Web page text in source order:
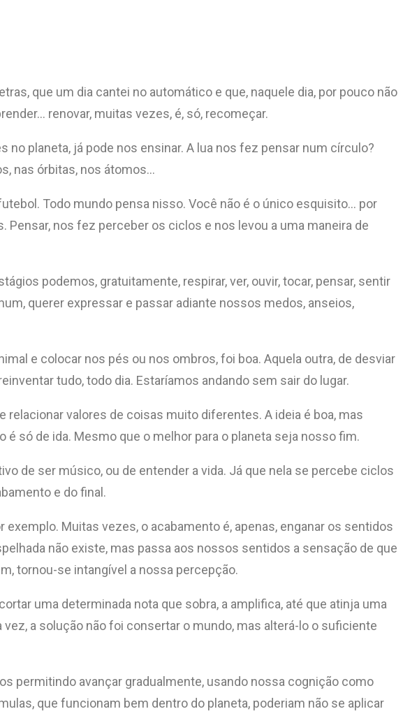
que um dia cantei no automático e que, naquele dia, por pouco não
renovar, muitas vezes, é, só, recomeçar.
planeta, já pode nos ensinar. A lua nos fez pensar num círculo?
nas órbitas, nos átomos…
Todo mundo pensa nisso. Você não é o único esquisito… por
nos fez perceber os ciclos e nos levou a uma maneira de
podemos, gratuitamente, respirar, ver, ouvir, tocar, pensar, sentir
querer expressar e passar adiante nossos medos, anseios,
e colocar nos pés ou nos ombros, foi boa. Aquela outra, de desviar
tudo, todo dia. Estaríamos andando sem sair do lugar.
valores de coisas muito diferentes. A ideia é boa, mas
só de ida. Mesmo que o melhor para o planeta seja nosso fim.
de ser músico, ou de entender a vida. Já que nela se percebe ciclos
e do final.
Muitas vezes, o acabamento é, apenas, enganar os sentidos
não existe, mas passa aos nossos sentidos a sensação de que
tornou-se intangível a nossa percepção.
uma determinada nota que sobra, a amplifica, até que atinja uma
a solução não foi consertar o mundo, mas alterá-lo o suficiente
permitindo avançar gradualmente, usando nossa cognição como
que funcionam bem dentro do planeta, poderiam não se aplicar